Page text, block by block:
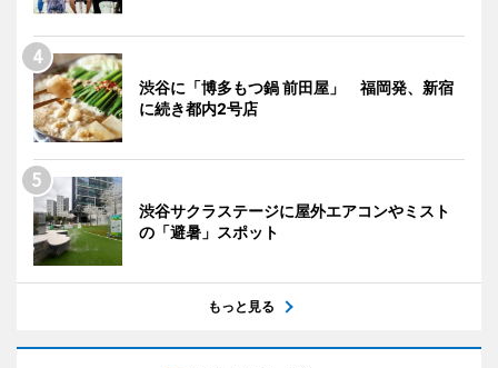
渋谷に「博多もつ鍋 前田屋」 福岡発、新宿
に続き都内2号店
渋谷サクラステージに屋外エアコンやミスト
の「避暑」スポット
もっと見る